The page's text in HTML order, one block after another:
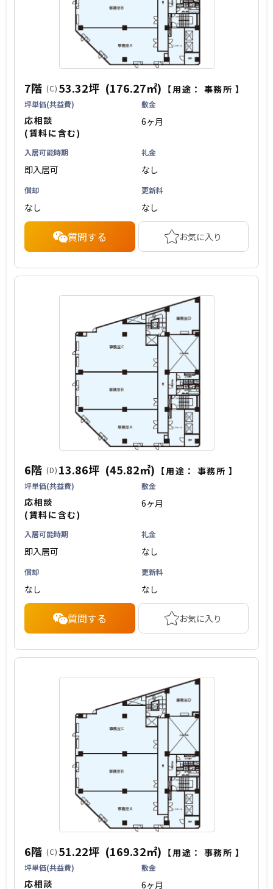
7階 (C) 53.32坪 (176.27㎡) 【用途： 事務所 】
坪単価(共益費)
応相談
(賃料に含む)
敷金
6ヶ月
入居可能時期
即入居可
礼金
なし
償却
なし
更新料
なし
質問する お気に入り
6階 (D) 13.86坪 (45.82㎡) 【用途： 事務所 】
坪単価(共益費)
応相談
(賃料に含む)
敷金
6ヶ月
入居可能時期
即入居可
礼金
なし
償却
なし
更新料
なし
質問する お気に入り
6階 (C) 51.22坪 (169.32㎡) 【用途： 事務所 】
坪単価(共益費)
応相談
敷金
6ヶ月